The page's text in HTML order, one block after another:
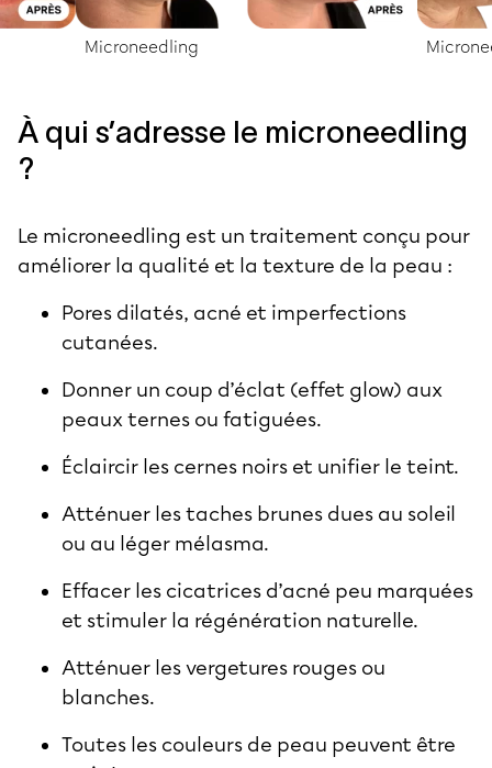
Microneedling
À qui s’adresse le microneedling
?
Le microneedling est un traitement conçu pour
améliorer la qualité et la texture de la peau :
Pores dilatés, acné et imperfections
cutanées.
Donner un coup d’éclat (effet glow) aux
peaux ternes ou fatiguées.
Éclaircir les cernes noirs et unifier le teint.
Atténuer les taches brunes dues au soleil
ou au léger mélasma.
Effacer les cicatrices d’acné peu marquées
et stimuler la régénération naturelle.
Atténuer les vergetures rouges ou
blanches.
Toutes les couleurs de peau peuvent être